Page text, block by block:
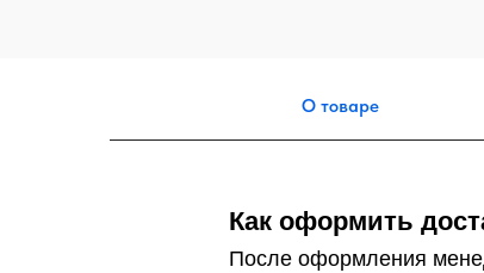
О товаре
Как оформить
После оформления